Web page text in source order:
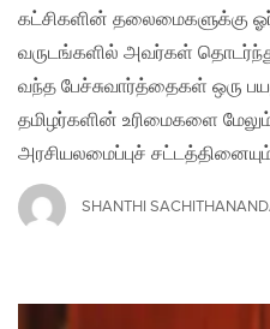
கட்சிகளின் தலைமைகளுக்கு
வருடங்களில் அவர்கள்
வந்த பேச்சுவார்த்தைகள் ஒரு
தமிழர்களின் உரிமைகளை
அரசியலமைப்புச்
SHANTHI